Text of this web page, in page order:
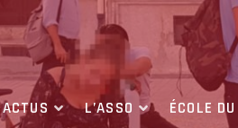
ACTUS L’ASSO ÉCOLE